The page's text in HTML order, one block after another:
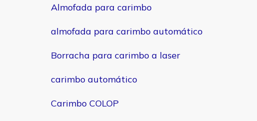
Almofada para carimbo
almofada para carimbo automático
Borracha para carimbo a laser
carimbo automático
Carimbo COLOP